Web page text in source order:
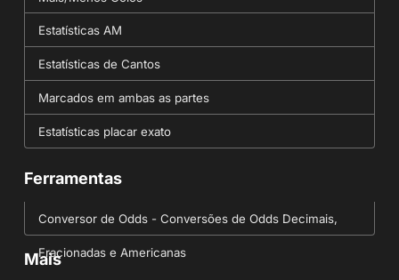
Estatísticas AM
Estatísticas de Cantos
Marcados em ambas as partes
Estatísticas placar exato
Ferramentas
Conversor de Odds - Conversões de Odds Decimais,
Fracionadas e Americanas
Mais